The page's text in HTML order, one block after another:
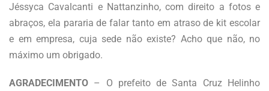
Jéssyca Cavalcanti e Nattanzinho, com direito a fotos e
abraços, ela pararia de falar tanto em atraso de kit escolar
e em empresa, cuja sede não existe? Acho que não, no
máximo um obrigado.
AGRADECIMENTO – O prefeito de Santa Cruz Helinho